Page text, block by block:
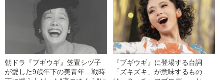
朝ドラ『ブギウギ』笠置シヅ子
が愛した9歳年下の美青年…戦時
『ブギウギ』に登場する台詞
「ズキズキ」が意味するもの